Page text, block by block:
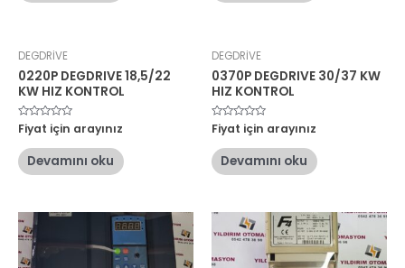
DEGDRİVE
0220P DEGDRIVE 18,5/22
KW HIZ KONTROL
5
üzerinden
oy
aldı
Fiyat için arayınız
Devamını oku
DEGDRİVE
0370P DEGDRIVE 30/37 KW
HIZ KONTROL
5
üzerinden
oy
aldı
Fiyat için arayınız
Devamını oku